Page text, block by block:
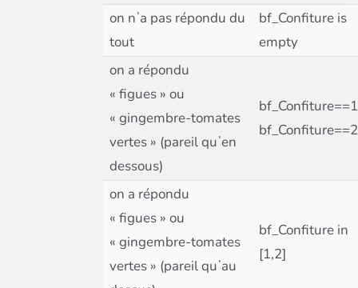
on nʼa pas répondu du
tout
bf_Confiture is
empty
on a répondu
« figues » ou
« gingembre-tomates
vertes » (pareil quʼen
dessous)
bf_Confiture==2
on a répondu
« figues » ou
« gingembre-tomates
vertes » (pareil quʼau
bf_Confiture in
[1,2]